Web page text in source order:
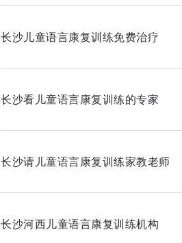
长沙儿童语言康复训练免费治疗
长沙看儿童语言康复训练的专家
长沙请儿童语言康复训练家教老师
长沙河西儿童语言康复训练机构